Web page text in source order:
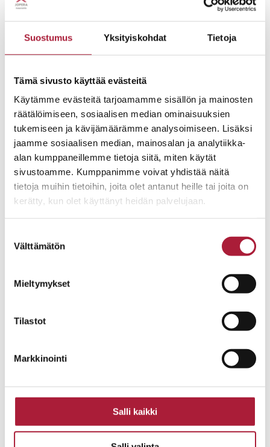
Suostumus Yksityiskohdat Tietoja
Tämä sivusto käyttää evästeitä
Käytämme evästeitä tarjoamamme sisällön ja mainosten
räätälöimiseen, sosiaalisen median ominaisuuksien
tukemiseen ja kävijämäärämme analysoimiseen. Lisäksi
jaamme sosiaalisen median, mainosalan ja analytiikka-
alan kumppaneillemme tietoja siitä, miten käytät
sivustoamme. Kumppanimme voivat yhdistää näitä
tietoja muihin tietoihin, joita olet antanut heille tai joita on
kerätty, kun olet käyttänyt heidän palvelujaan.
valinta
Välttämätön
Mieltymykset
Tilastot
Markkinointi
Salli kaikki
Lue lisää